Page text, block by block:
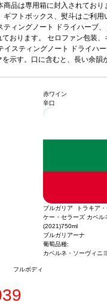
品は専用箱に封入されており
ギフトボックス、熨斗はご利
ティングノート
ドライハーブ
などの複雑なアロマを示す。
、柑橘類の含みを伴う。 合う
100% ユニ・ブラン
おります。 セロファン包装、
イスティングノート
ドライハ
示す。口に含むと、長い余韻
フルボディ
赤ワイン
辛口
ブルガリア トラキア・
ケー・セラーズ カベル
(2021)750ml
ブルガリアーナ
葡萄品種:
カベルネ・ソーヴィニ